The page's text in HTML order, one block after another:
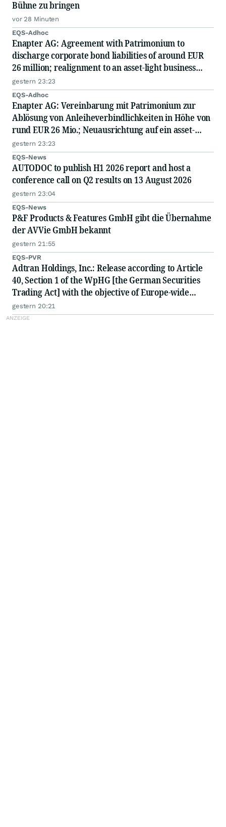
Bühne zu bringen
vor 28 Minuten
EQS-Adhoc
Enapter AG: Agreement with Patrimonium to
discharge corporate bond liabilities of around EUR
26 million; realignment to an asset-light business
model; capital measure planned
gestern 23:23
EQS-Adhoc
Enapter AG: Vereinbarung mit Patrimonium zur
Ablösung von Anleiheverbindlichkeiten in Höhe von
rund EUR 26 Mio.; Neuausrichtung auf ein asset-
light-Geschäftsmodell; geplante Kapitalmaßnahme
gestern 23:23
EQS-News
AUTODOC to publish H1 2026 report and host a
conference call on Q2 results on 13 August 2026
gestern 23:04
EQS-News
P&F Products & Features GmbH gibt die Übernahme
der AVVie GmbH bekannt
gestern 21:55
EQS-PVR
Adtran Holdings, Inc.: Release according to Article
40, Section 1 of the WpHG [the German Securities
Trading Act] with the objective of Europe-wide
distribution
gestern 20:21